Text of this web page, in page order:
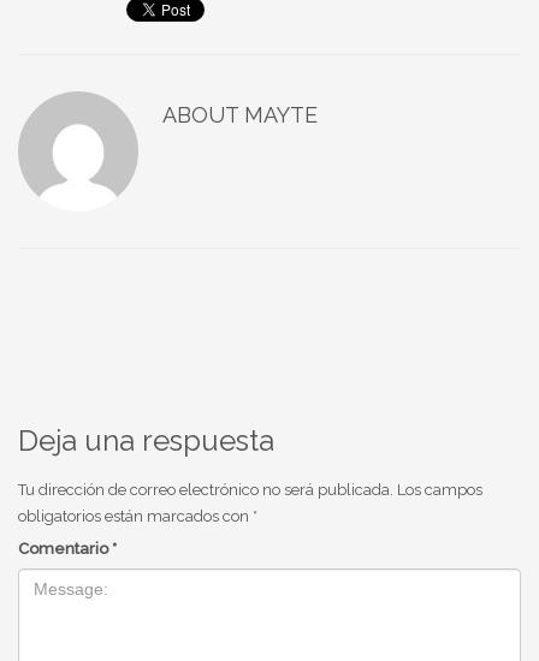
ABOUT MAYTE
Deja una respuesta
Tu dirección de correo electrónico no será publicada. Los campos
obligatorios están marcados con *
Comentario *